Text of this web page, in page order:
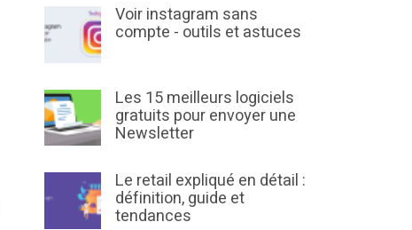
Voir instagram sans
compte - outils et astuces
Les 15 meilleurs logiciels
gratuits pour envoyer une
Newsletter
Le retail expliqué en détail :
définition, guide et
tendances